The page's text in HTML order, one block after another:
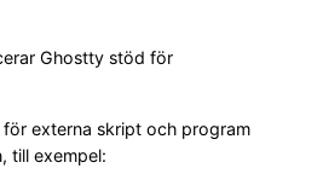
Ghostty stöd för
externa skript och program
till exempel: